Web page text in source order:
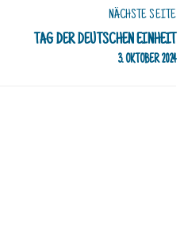
NÄCHSTE SEITE
TAG DER DEUTSCHEN EINHEIT
3. OKTOBER 2024